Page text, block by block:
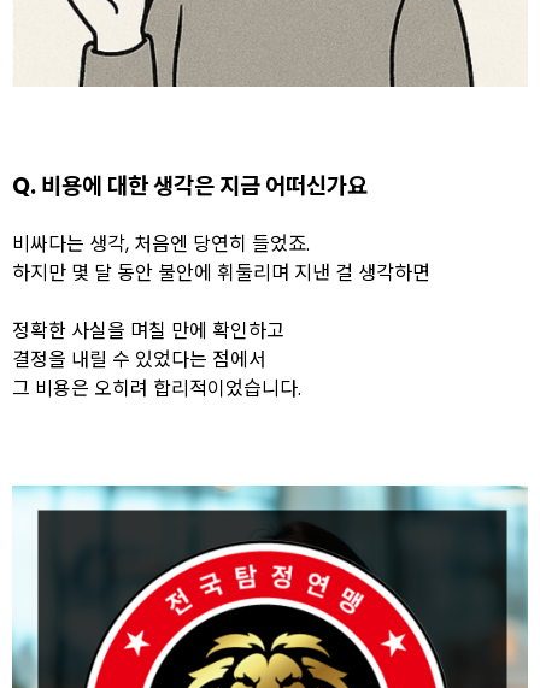
Q. 비용에 대한 생각은 지금 어떠신가요
비싸다는 생각, 처음엔 당연히 들었죠.
하지만 몇 달 동안 불안에 휘둘리며 지낸 걸 생각하면
정확한 사실을 며칠 만에 확인하고
결정을 내릴 수 있었다는 점에서
그 비용은 오히려 합리적이었습니다.